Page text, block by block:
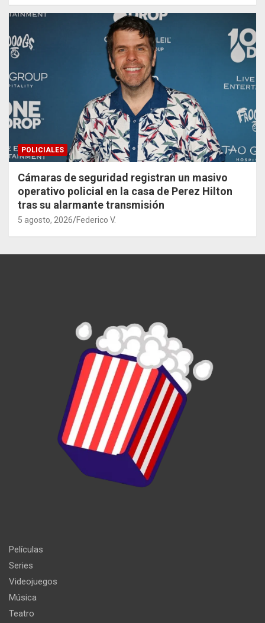
POLICIALES
Cámaras de seguridad registran un masivo
operativo policial en la casa de Perez Hilton
tras su alarmante transmisión
5 agosto, 2026 Federico V.
Películas
Series
Videojuegos
Música
Teatro